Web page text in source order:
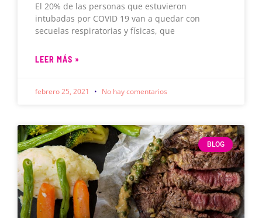
El 20% de las personas que estuvieron
intubadas por COVID 19 van a quedar con
secuelas respiratorias y físicas, que
LEER MÁS »
febrero 25, 2021 No hay comentarios
BLOG